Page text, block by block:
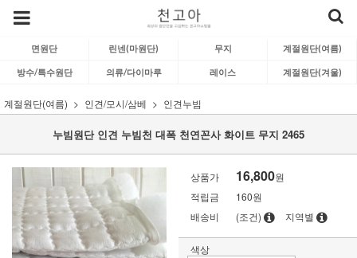
면원단 린넨(마원단) 무지 계절원단(여름)
방수/특수원단 의류/다이마루 레이스 계절원단(겨울)
계절원단(여름) 인견/모시/삼베 인견누빔
누빔원단 인견 누빔천 대폭 천연꼰사 화이트 무지 2465
상품가 16,800원
적립금
160원
배송비
(조건) 지역별
색상